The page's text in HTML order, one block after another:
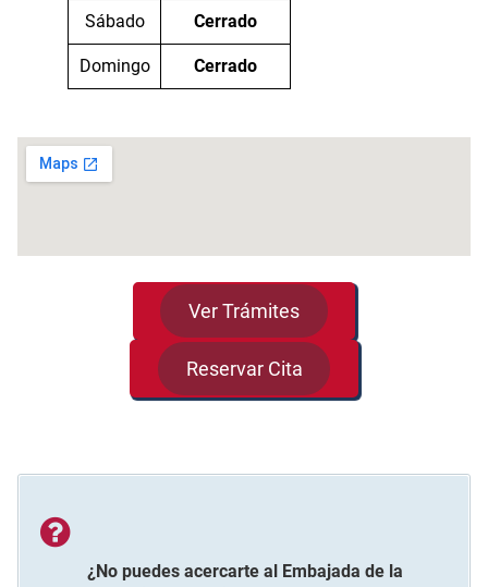
Sábado Cerrado
Domingo Cerrado
Ver Trámites
Reservar Cita
¿No puedes acercarte al Embajada de la